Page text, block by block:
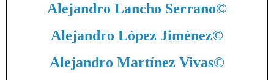
Alejandro Lancho Serrano©
Alejandro López Jiménez©
Alejandro Martínez Vivas©